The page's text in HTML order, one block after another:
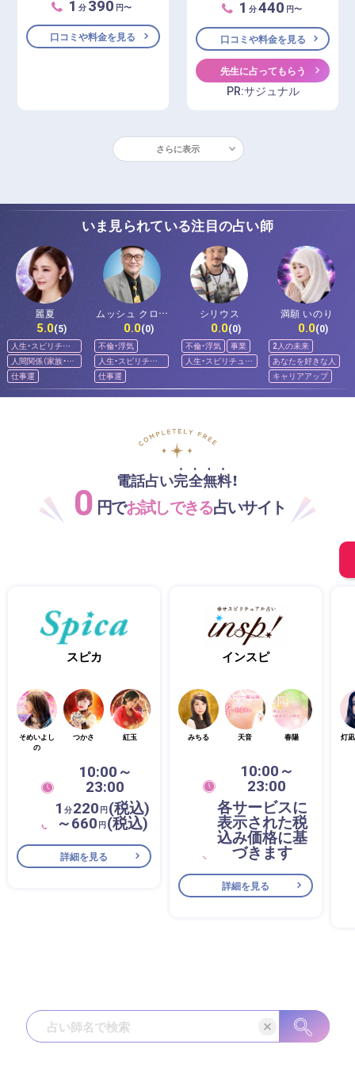
1 分 390 円〜
口コミや料金を見る
1 分440 円〜
口コミや料金を見る
先生に占ってもらう
PR:サジュナル
さらに表示
いま見られている注目の占い師
麗夏
5.0(5)
人生・スピリチュ
アル
人間関係（家族・友
人）
仕事運
ムッシュ クロー
ド
0.0(0)
不倫・浮気
人生・スピリチュ
アル
仕事運
シリウス
0.0(0)
不倫・浮気
事業
人生・スピリチュア
ル
満願 いのり
0.0(0)
2人の未来
あなたを好きな人
キャリアアップ
電話占い完全無料！
0 円でお試しできる占いサイト
スピカ
そめいよし
の
つかさ 紅玉
10:00～
23:00
1 分220 円(税込)
～660 円(税込)
詳細を見る
インスピ
みちる 天音 春陽
10:00～
23:00
各サービスに
表示された税
込み価格に基
づきます
詳細を見る
灯